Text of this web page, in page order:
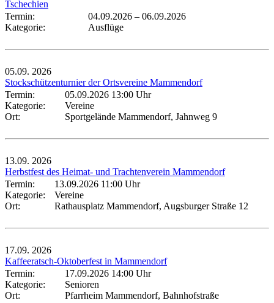
Tschechien
Termin:
04.09.2026 – 06.09.2026
Kategorie:
Ausflüge
05.09. 2026
Stockschützenturnier der Ortsvereine Mammendorf
Termin:
05.09.2026 13:00 Uhr
Kategorie:
Vereine
Ort:
Sportgelände Mammendorf, Jahnweg 9
13.09. 2026
Herbstfest des Heimat- und Trachtenverein Mammendorf
Termin:
13.09.2026 11:00 Uhr
Kategorie:
Vereine
Ort:
Rathausplatz Mammendorf, Augsburger Straße 12
17.09. 2026
Kaffeeratsch-Oktoberfest in Mammendorf
Termin:
17.09.2026 14:00 Uhr
Kategorie:
Senioren
Ort:
Pfarrheim Mammendorf, Bahnhofstraße